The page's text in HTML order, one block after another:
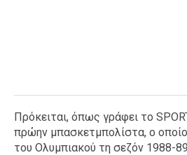
Πρόκειται, όπως γράφει το
πρώην μπασκετμπολίστα, ο
του Ολυμπιακού τη σεζόν 1988-